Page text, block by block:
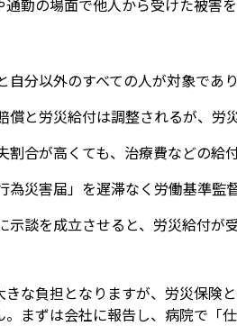
勤の場面で他人から受けた被害
自分以外のすべての人が対象であ
償と労災給付は調整されるが、労
割合が高くても、治療費などの給
為災害届」を遅滞なく労働基準監
示談を成立させると、労災給付が
な負担となりますが、労災保険
まずは会社に報告し、病院で「